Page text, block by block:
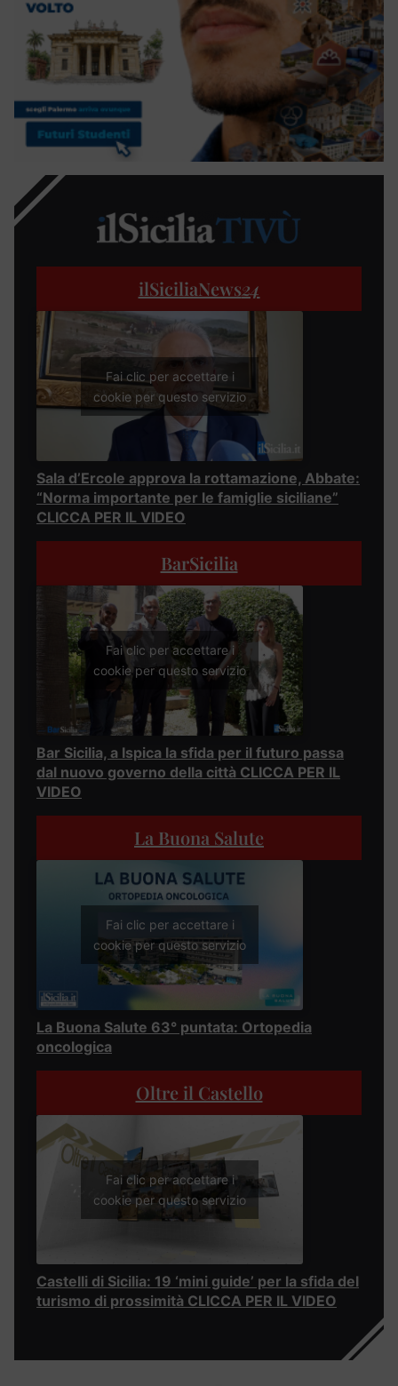
ilSiciliaNews24
Fai clic per accettare i
cookie per questo servizio
Sala d’Ercole approva la rottamazione, Abbate:
“Norma importante per le famiglie siciliane”
CLICCA PER IL VIDEO
BarSicilia
Fai clic per accettare i
cookie per questo servizio
Bar Sicilia, a Ispica la sfida per il futuro passa
dal nuovo governo della città CLICCA PER IL
VIDEO
La Buona Salute
Fai clic per accettare i
cookie per questo servizio
La Buona Salute 63° puntata: Ortopedia
oncologica
Oltre il Castello
Fai clic per accettare i
cookie per questo servizio
Castelli di Sicilia: 19 ‘mini guide’ per la sfida del
turismo di prossimità CLICCA PER IL VIDEO